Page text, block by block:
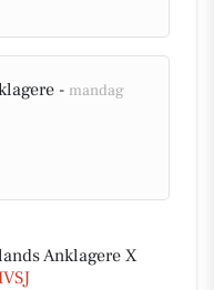
- mandag
Anklagere X